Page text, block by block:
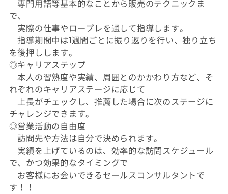
専門用語等基本的なことから販売のテクニックま
で、
実際の仕事やロープレを通して指導します。
指導期間中は1週間ごとに振り返りを行い、独り立ち
を後押しします。
◎キャリアステップ
本人の習熟度や実績、周囲とのかかわり方など、そ
れぞれのキャリアステージに応じて
上長がチェックし、推薦した場合に次のステージに
チャレンジできます。
◎営業活動の自由度
訪問先や方法は自分で決められます。
実績を上げているのは、効率的な訪問スケジュール
で、かつ効果的なタイミングで
お客様にお会いできるセールスコンサルタントで
す！！